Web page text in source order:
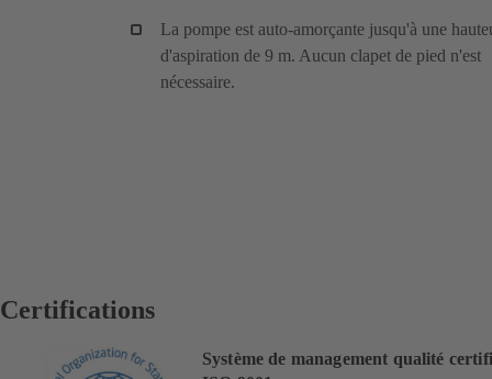
La pompe est auto-amorçante jusqu'à une
d'aspiration de 9 m. Aucun clapet de pied n'est
nécessaire.
Certifications
Système de management qualité